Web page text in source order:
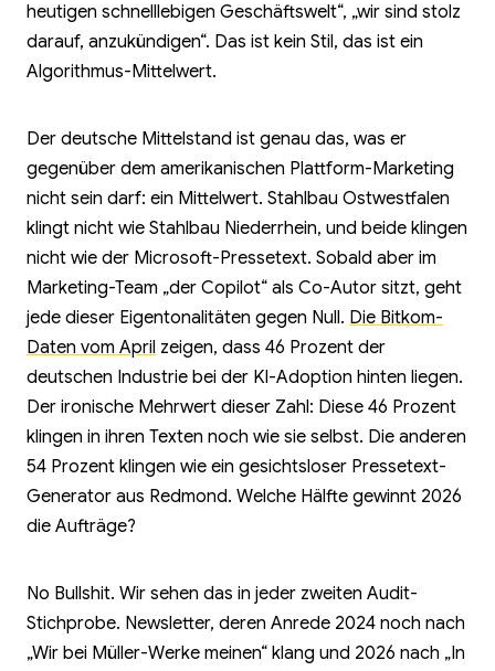
heutigen schnelllebigen Geschäftswelt“, „wir sind stolz
darauf, anzukündigen“. Das ist kein Stil, das ist ein
Algorithmus-Mittelwert.
Der deutsche Mittelstand ist genau das, was er
gegenüber dem amerikanischen Plattform-Marketing
nicht sein darf: ein Mittelwert. Stahlbau Ostwestfalen
klingt nicht wie Stahlbau Niederrhein, und beide klingen
nicht wie der Microsoft-Pressetext. Sobald aber im
Marketing-Team „der Copilot“ als Co-Autor sitzt, geht
jede dieser Eigentonalitäten gegen Null. Die Bitkom-
Daten vom April zeigen, dass 46 Prozent der
deutschen Industrie bei der KI-Adoption hinten liegen.
Der ironische Mehrwert dieser Zahl: Diese 46 Prozent
klingen in ihren Texten noch wie sie selbst. Die anderen
54 Prozent klingen wie ein gesichtsloser Pressetext-
Generator aus Redmond. Welche Hälfte gewinnt 2026
die Aufträge?
No Bullshit. Wir sehen das in jeder zweiten Audit-
Stichprobe. Newsletter, deren Anrede 2024 noch nach
„Wir bei Müller-Werke meinen“ klang und 2026 nach „In